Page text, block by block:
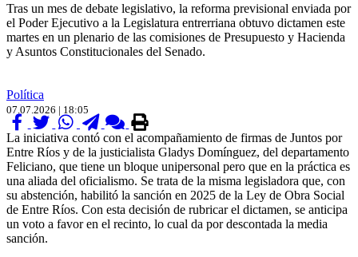
Tras un mes de debate legislativo, la reforma previsional enviada por
el Poder Ejecutivo a la Legislatura entrerriana obtuvo dictamen este
martes en un plenario de las comisiones de Presupuesto y Hacienda
y Asuntos Constitucionales del Senado.
Política
07.07.2026 | 18:05
La iniciativa contó con el acompañamiento de firmas de Juntos por
Entre Ríos y de la justicialista Gladys Domínguez, del departamento
Feliciano, que tiene un bloque unipersonal pero que en la práctica es
una aliada del oficialismo. Se trata de la misma legisladora que, con
su abstención, habilitó la sanción en 2025 de la Ley de Obra Social
de Entre Ríos. Con esta decisión de rubricar el dictamen, se anticipa
un voto a favor en el recinto, lo cual da por descontada la media
sanción.